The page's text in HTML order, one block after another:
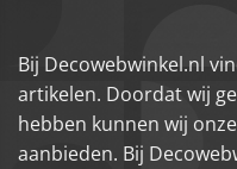
Bij Decowebwinkel.nl
artikelen. Doordat wij
hebben kunnen wij
aanbieden. Bij